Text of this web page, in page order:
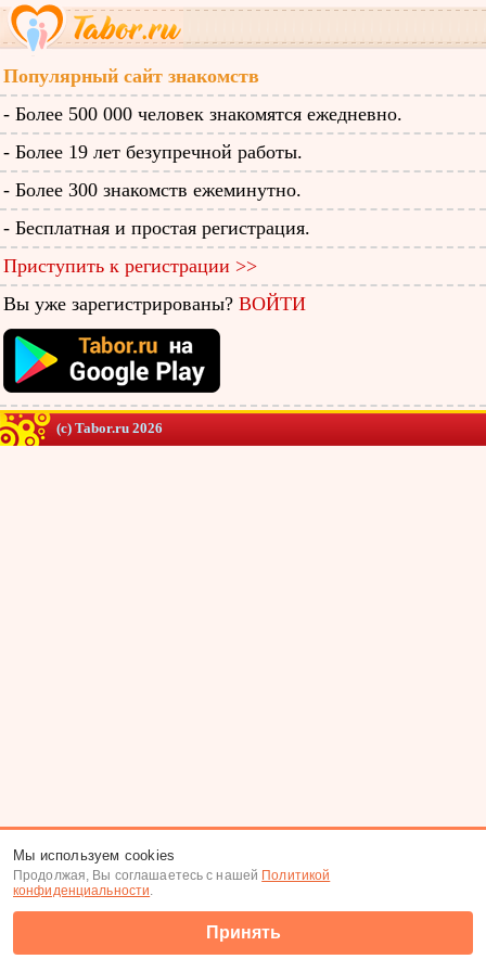
Популярный сайт знакомств
- Более 500 000 человек знакомятся ежедневно.
- Более 19 лет безупречной работы.
- Более 300 знакомств ежеминутно.
- Бесплатная и простая регистрация.
Приступить к регистрации >>
Вы уже зарегистрированы? ВОЙТИ
(c) Tabor.ru 2026
Мы используем cookies
Продолжая, Вы соглашаетесь с нашей Политикой
конфиденциальности.
Принять